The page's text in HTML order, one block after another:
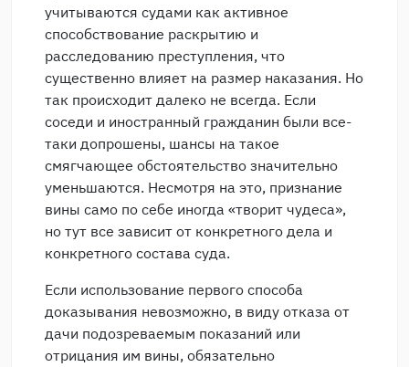
учитываются судами как активное
способствование раскрытию и
расследованию преступления, что
существенно влияет на размер наказания. Но
так происходит далеко не всегда. Если
соседи и иностранный гражданин были все-
таки допрошены, шансы на такое
смягчающее обстоятельство значительно
уменьшаются. Несмотря на это, признание
вины само по себе иногда «творит чудеса»,
но тут все зависит от конкретного дела и
конкретного состава суда.
Если использование первого способа
доказывания невозможно, в виду отказа от
дачи подозреваемым показаний или
отрицания им вины, обязательно